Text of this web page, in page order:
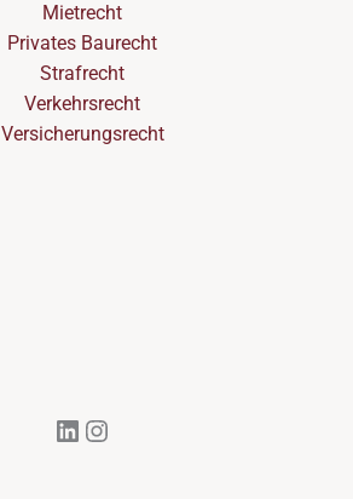
Mietrecht
Privates Baurecht
Strafrecht
Verkehrsrecht
Versicherungsrecht
LinkedIn
Instagram